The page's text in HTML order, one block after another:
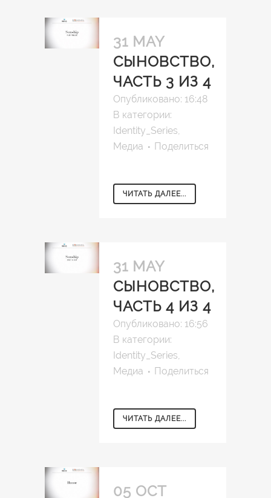
31 MAY
СЫНОВСТВО,
ЧАСТЬ 3 ИЗ 4
Опубликовано: 16:48
В категории:
Identity_Series,
Медиа
Поделиться
ЧИТАТЬ ДАЛЕЕ...
31 MAY
СЫНОВСТВО,
ЧАСТЬ 4 ИЗ 4
Опубликовано: 16:56
В категории:
Identity_Series,
Медиа
Поделиться
ЧИТАТЬ ДАЛЕЕ...
05 OCT